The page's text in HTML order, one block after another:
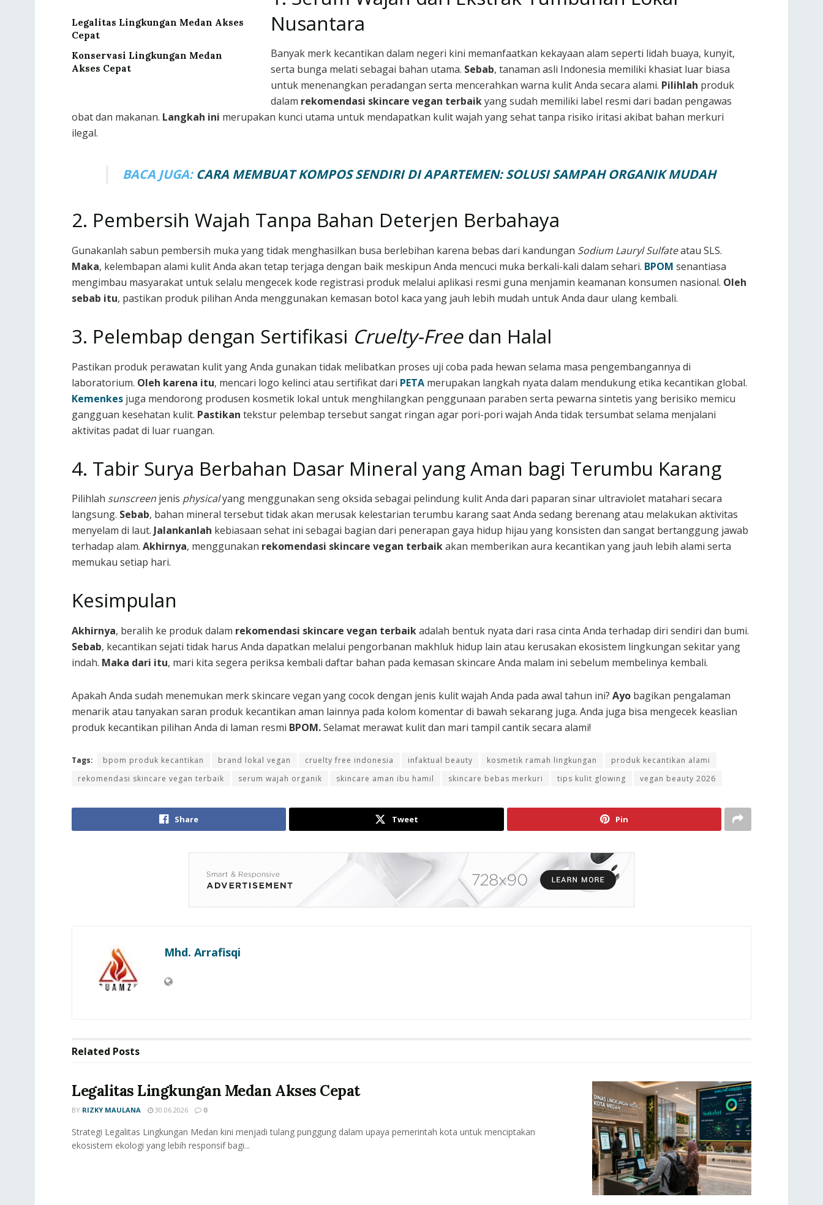
Legalitas Lingkungan Medan Akses
Cepat
Konservasi Lingkungan Medan
Akses Cepat
Nusantara
Banyak merk kecantikan dalam negeri kini memanfaatkan kekayaan alam seperti lidah buaya, kunyit,
serta bunga melati sebagai bahan utama. Sebab, tanaman asli Indonesia memiliki khasiat luar biasa
untuk menenangkan peradangan serta mencerahkan warna kulit Anda secara alami. Pilihlah produk
dalam rekomendasi skincare vegan terbaikyang sudah memiliki label resmi dari badan pengawas
obat dan makanan. Langkah ini merupakan kunci utama untuk mendapatkan kulit wajah yang sehat tanpa risiko iritasi akibat bahan merkuri
ilegal.
BACA JUGA: CARA MEMBUAT KOMPOS SENDIRI DI APARTEMEN: SOLUSI SAMPAH ORGANIK MUDAH
2. Pembersih Wajah Tanpa Bahan Deterjen Berbahaya
Gunakanlah sabun pembersih muka yang tidak menghasilkan busa berlebihan karena bebas dari kandungan Sodium Lauryl Sulfateatau SLS.
Maka, kelembapan alami kulit Anda akan tetap terjaga dengan baik meskipun Anda mencuci muka berkali-kali dalam sehari. BPOM senantiasa
mengimbau masyarakat untuk selalu mengecek kode registrasi produk melalui aplikasi resmi guna menjamin keamanan konsumen nasional. Oleh
sebab itu, pastikan produk pilihan Anda menggunakan kemasan botol kaca yang jauh lebih mudah untuk Anda daur ulang kembali.
3. Pelembap dengan Sertifikasi Cruelty-Freedan Halal
Pastikan produk perawatan kulit yang Anda gunakan tidak melibatkan proses uji coba pada hewan selama masa pengembangannya di
laboratorium. Oleh karena itu, mencari logo kelinci atau sertifikat dari PETA merupakan langkah nyata dalam mendukung etika kecantikan global.
Kemenkes juga mendorong produsen kosmetik lokal untuk menghilangkan penggunaan paraben serta pewarna sintetis yang berisiko memicu
gangguan kesehatan kulit. Pastikan tekstur pelembap tersebut sangat ringan agar pori-pori wajah Anda tidak tersumbat selama menjalani
aktivitas padat di luar ruangan.
4. Tabir Surya Berbahan Dasar Mineral yang Aman bagi Terumbu Karang
Pilihlah sunscreen jenis physicalyang menggunakan seng oksida sebagai pelindung kulit Anda dari paparan sinar ultraviolet matahari secara
langsung. Sebab, bahan mineral tersebut tidak akan merusak kelestarian terumbu karang saat Anda sedang berenang atau melakukan aktivitas
menyelam di laut. Jalankanlah kebiasaan sehat ini sebagai bagian dari penerapan gaya hidup hijau yang konsisten dan sangat bertanggung jawab
terhadap alam. Akhirnya, menggunakan rekomendasi skincare vegan terbaikakan memberikan aura kecantikan yang jauh lebih alami serta
memukau setiap hari.
Kesimpulan
Akhirnya, beralih ke produk dalam rekomendasi skincare vegan terbaikadalah bentuk nyata dari rasa cinta Anda terhadap diri sendiri dan bumi.
Sebab, kecantikan sejati tidak harus Anda dapatkan melalui pengorbanan makhluk hidup lain atau kerusakan ekosistem lingkungan sekitar yang
indah. Maka dari itu, mari kita segera periksa kembali daftar bahan pada kemasan skincare Anda malam ini sebelum membelinya kembali.
Apakah Anda sudah menemukan merk skincare vegan yang cocok dengan jenis kulit wajah Anda pada awal tahun ini? Ayo bagikan pengalaman
menarik atau tanyakan saran produk kecantikan aman lainnya pada kolom komentar di bawah sekarang juga. Anda juga bisa mengecek keaslian
produk kecantikan pilihan Anda di laman resmi BPOM.Selamat merawat kulit dan mari tampil cantik secara alami!
Tags: bpom produk kecantikan brand lokal vegan cruelty free indonesia infaktual beauty kosmetik ramah lingkungan
produk kecantikan alami
rekomendasi skincare vegan terbaik
serum wajah organik skincare aman ibu hamil skincare bebas merkuri tips kulit glowing vegan beauty 2026
Share Tweet Pin
Mhd. Arrafisqi
Related Posts
Legalitas Lingkungan Medan Akses Cepat
BY RIZKY MAULANA 30.06.2026 0
Strategi Legalitas Lingkungan Medan kini menjadi tulang punggung dalam upaya pemerintah kota untuk menciptakan
ekosistem ekologi yang lebih responsif bagi...